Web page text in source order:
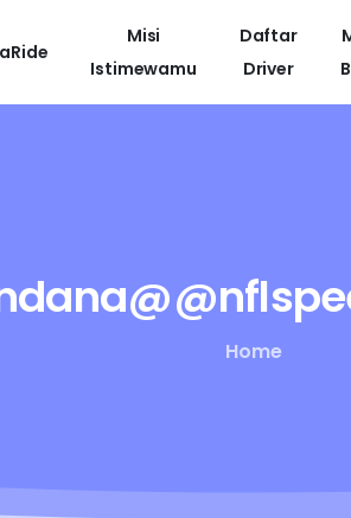
Misi
Istimewamu
Daftar
Driver
Home